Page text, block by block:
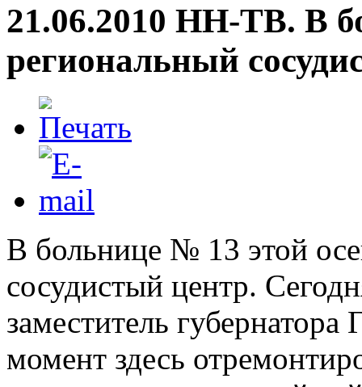
21.06.2010 НН-ТВ. В
региональный
В больнице № 13 этой
сосудистый центр.
заместитель
момент здесь